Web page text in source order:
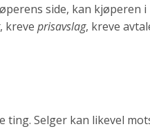
side, kan
, kreve prisavslag, kreve
Selger kan likevel